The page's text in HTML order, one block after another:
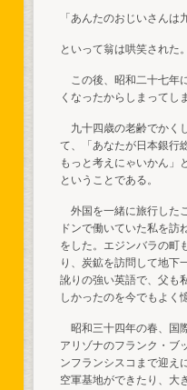
「あんたのおじいさん
といって翁は哄笑された
この後、昭和二十七年
くなったからしまってし
九十四歳の老齢でかく
て、「あなたが日本銀行
もっと考えにゃいかん」
ということである。
外国を一緒に旅行した
ドンで働いていた私を
をした。エジンバラの町
り、炭鉱を訪問して地下
訛りの強い英語で、父も
しかったのを今でもよく
昭和三十四年の春、国
アリゾナのフランク・ブ
ンフランシスコまで迎え
空軍基地ができたり、大